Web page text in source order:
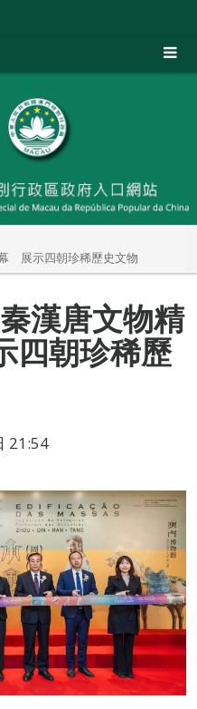
展示四朝珍稀歷史文物
漢唐文物精
朝珍稀歷
21:54